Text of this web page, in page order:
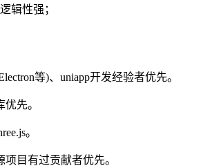
辑性强；
等)、uniapp开发经验者优先。
先。
。
项目有过贡献者优先。